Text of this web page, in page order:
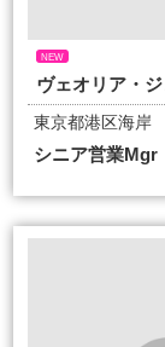
NEW
ヴェオリア・
東京都港区海岸
シニア営業Mgr